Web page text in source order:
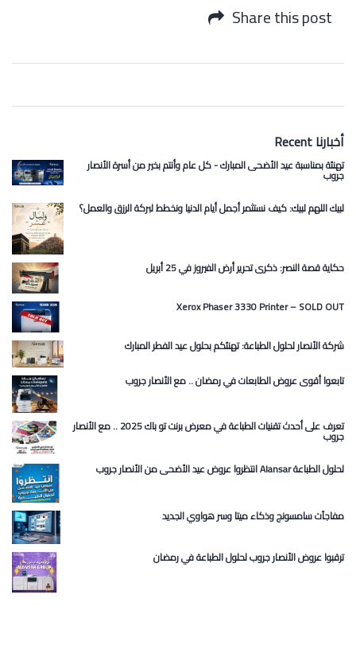
Share this post
Recent أخبارنا
تهنئة بمناسبة عيد الأضحى المبارك - كل عام وأنتم بخير من أسرة الأنصار
جروب
لبيك اللهم لبيك: كيف نستثمر أجمل أيام الدنيا ونخطط لبركة الرزق والعمل؟
حكاية قصة النصر: ذكرى تحرير أرض الفيروز في 25 أبريل
Xerox Phaser 3330 Printer – SOLD OUT
شركة الأنصار لحلول الطباعة: تهنئكم بحلول عيد الفطر المبارك
تابعوا أقوى عروض الطابعات في رمضان .. مع الأنصار جروب
تعرف على أحدث تقنيات الطباعة في معرض برنت تو باك 2025 .. مع الأنصار
جروب
انتظروا عروض عيد الأضحى من الأنصار جروب Alansar لحلول الطباعة
مفاجآت سامسونج وذكاء ميتا وسر هواوي الجديد
ترقبوا عروض الأنصار جروب لحلول الطباعة في رمضان